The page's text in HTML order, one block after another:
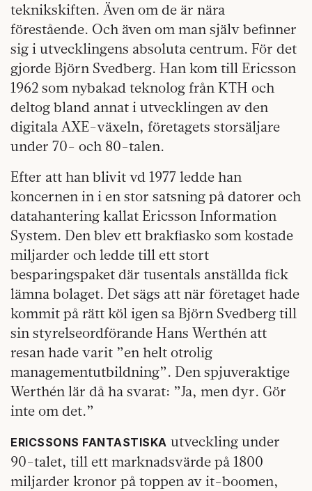
teknikskiften. Även om de är nära
förestående. Och även om man själv befinner
sig i utvecklingens absoluta centrum. För det
gjorde Björn Svedberg. Han kom till Ericsson
1962 som nybakad teknolog från KTH och
deltog bland annat i utvecklingen av den
digitala AXE-växeln, företagets storsäljare
under 70- och 80-talen.
Efter att han blivit vd 1977 ledde han
koncernen in i en stor satsning på datorer och
datahantering kallat Ericsson Information
System. Den blev ett brakfiasko som kostade
miljarder och ledde till ett stort
besparingspaket där tusentals anställda fick
lämna bolaget. Det sägs att när företaget hade
kommit på rätt köl igen sa Björn Svedberg till
sin styrelseordförande Hans Werthén att
resan hade varit ”en helt otrolig
managementutbildning”. Den spjuveraktige
Werthén lär då ha svarat: ”Ja, men dyr. Gör
inte om det.”
ERICSSONS FANTASTISKA utveckling under
90-talet, till ett marknadsvärde på 1800
miljarder kronor på toppen av it-boomen,